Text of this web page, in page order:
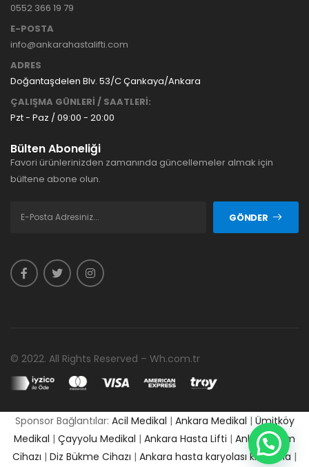
KİRALAMA
KARYOLASI
Yatak
Hasta
Yatağı
0552 366 19 79
E-POSTA
info@ankarahastalifti.com
ADRES
Doğantaşdelen Blv. 53/C Çankaya/Ankara
ÇALIŞMA GÜNLERİ / SAATLERİ:
Pzt - Paz / 09:00 - 20:00
Bülten Aboneliği
Favori ürünlerinizden zamanında güncellemeler almak için
bültene abone olun.
GÖNDER
© 2022. All Rights Reserved – Wh.com.tr
Sponsor Bağlantılar: Acil Medikal | Ankara Medikal | Ümitköy
Medikal | Çayyolu Medikal | Ankara Hasta Lifti | Ankara Cpm
Cihazı | Diz Bükme Cihazı | Ankara hasta karyolası kiralama |